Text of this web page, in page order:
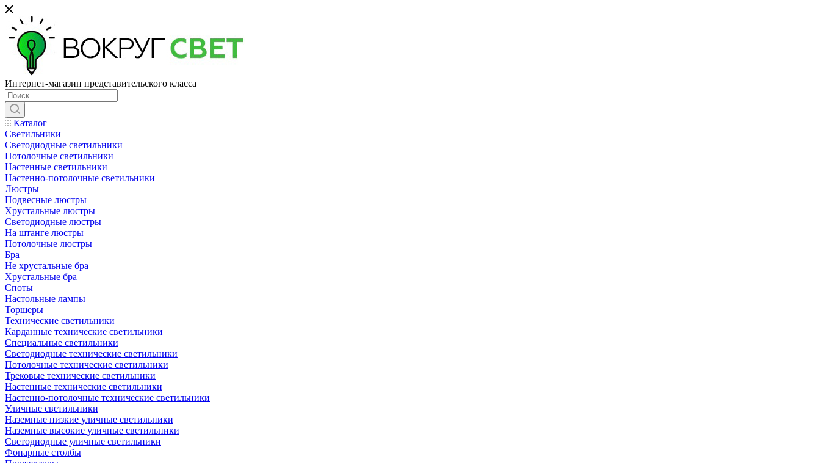
Интернет-магазин представительского класса
Каталог
Светильники
Светодиодные светильники
Потолочные светильники
Настенные светильники
Настенно-потолочные светильники
Люстры
Подвесные люстры
Хрустальные люстры
Светодиодные люстры
На штанге люстры
Потолочные люстры
Бра
Не хрустальные бра
Хрустальные бра
Споты
Настольные лампы
Торшеры
Технические светильники
Карданные технические светильники
Специальные светильники
Светодиодные технические светильники
Потолочные технические светильники
Трековые технические светильники
Настенные технические светильники
Настенно-потолочные технические светильники
Уличные светильники
Наземные низкие уличные светильники
Наземные высокие уличные светильники
Светодиодные уличные светильники
Фонарные столбы